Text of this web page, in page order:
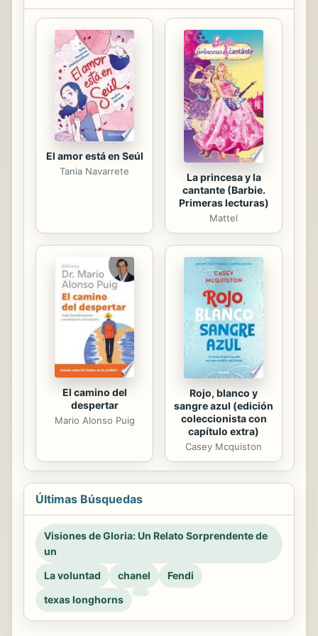
adultos, y de alguna manera
perdemos estas perspectivas tan
adoradas. Nos enredamos en la
telaraña de la vida, bueno la vida
moderna de estos días, y sin darnos
cuenta, la tecnología de hoy nos
atrapa, poco a poco, y nos
convertimos en...
El amor está en Seúl
Tania Navarrete
La princesa y la
cantante (Barbie.
Primeras lecturas)
Mattel
El camino del
despertar
Mario Alonso Puig
Rojo, blanco y
sangre azul (edición
coleccionista con
capítulo extra)
Casey Mcquiston
Últimas Búsquedas
Visiones de Gloria: Un Relato Sorprendente de
un
La voluntad
chanel
Fendi
texas longhorns